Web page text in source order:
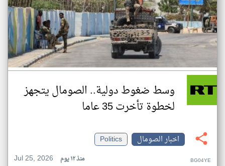
وسط ضغوط دولية.. الصومال يتجهز
لخطوة تأخرت 35 عاما
اخبار الصومال
Politics
Jul 25, 2026
منذ ١٢ يوم BG04YE